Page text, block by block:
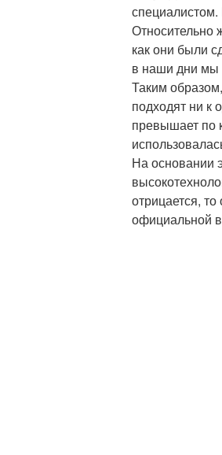
Относительно
как они были
в наши дни мы
Таким
подходят ни к
превышает по
На основании
отрицается,
официальной